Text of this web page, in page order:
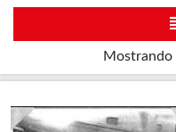
Mostrando